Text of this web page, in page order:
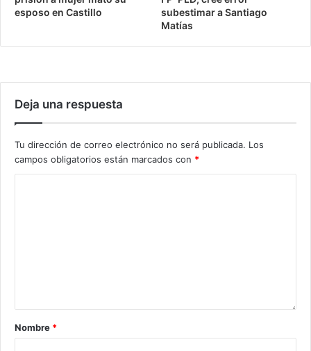
esposo en Castillo
subestimar a Santiago
Matías
Deja una respuesta
Tu dirección de correo electrónico no será publicada. Los
campos obligatorios están marcados con *
Nombre *